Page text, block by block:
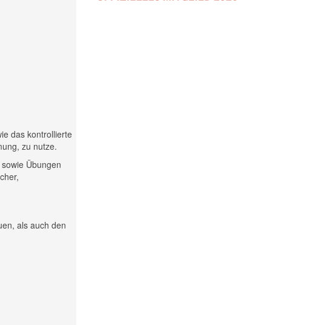
das kontrollierte
zu nutze.
Übungen
als auch den